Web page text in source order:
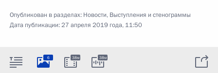
Опубликован в разделах: Новости, Выступления и стенограммы
Дата публикации:27 апреля 2019 года, 11:50
6 38м 38м